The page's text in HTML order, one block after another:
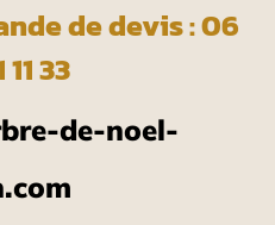
de devis : 06
11 33
de-noel-